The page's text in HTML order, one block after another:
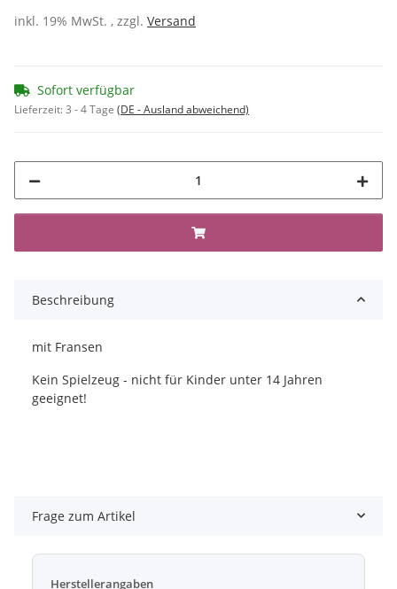
inkl. 19% MwSt. , zzgl. Versand
Sofort verfügbar
Lieferzeit:3 - 4 Tage (DE - Ausland abweichend)
Beschreibung
mit Fransen
Kein Spielzeug - nicht für Kinder unter 14 Jahren
geeignet!
Frage zum Artikel
Herstellerangaben